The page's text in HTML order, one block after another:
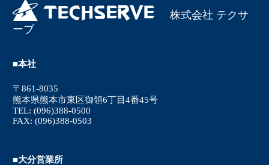
株式会社 テクサ
ーブ
■本社
〒861-8035
熊本県熊本市東区御領6丁目4番45号
TEL: (096)388-0500
FAX: (096)388-0503
■大分営業所